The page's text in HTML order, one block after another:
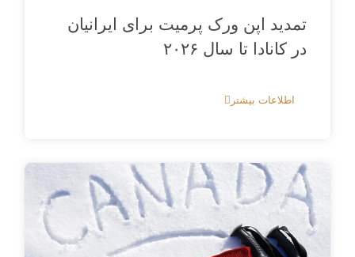
تمدید اپن ورک پرمیت برای ایرانیان
در کانادا تا سال ۲۰۲۶
اطلاعات بیشتر